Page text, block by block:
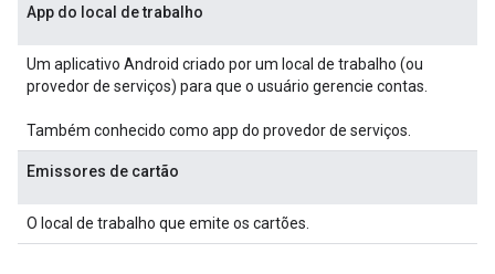
App do local de trabalho
Um aplicativo Android criado por um local de trabalho (ou
provedor de serviços) para que o usuário gerencie contas.
Também conhecido como app do provedor de serviços.
Emissores de cartão
O local de trabalho que emite os cartões.